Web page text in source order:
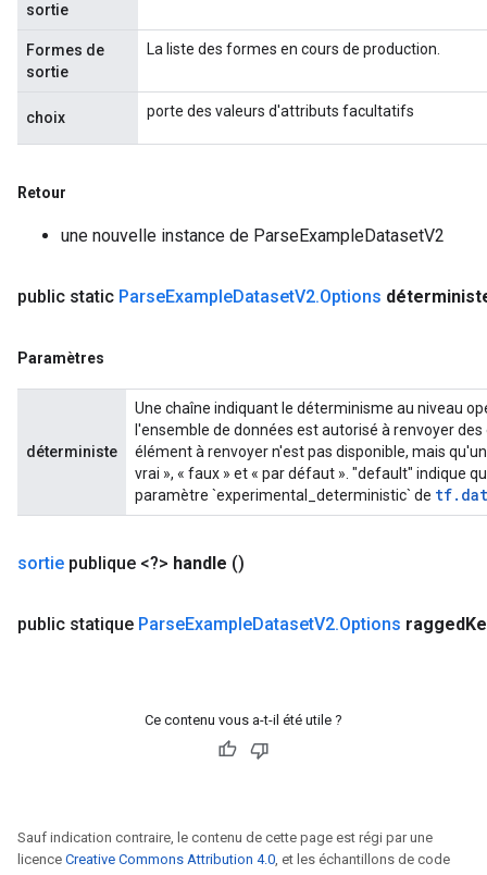
sortie
Formes de
sortie
La liste des formes en cours de production.
choix porte des valeurs d'attributs facultatifs
Retour
une nouvelle instance de ParseExampleDatasetV2
public static ParseExampleDatasetV2.Options
Paramètres
déterministe
Une chaîne indiquant le déterminisme au niveau
l'ensemble de données est autorisé à renvoyer
élément à renvoyer n'est pas disponible, mais
vrai », « faux » et « par défaut ». "default" indique
paramètre `experimental_deterministic` de
sortie publique <?> handle ()
public statique ParseExampleDatasetV2.Options ragged
Ce contenu vous a-t-il été utile ?
Sauf indication contraire, le contenu de cette page est régi par une
licence Creative Commons Attribution 4.0, et les échantillons de code